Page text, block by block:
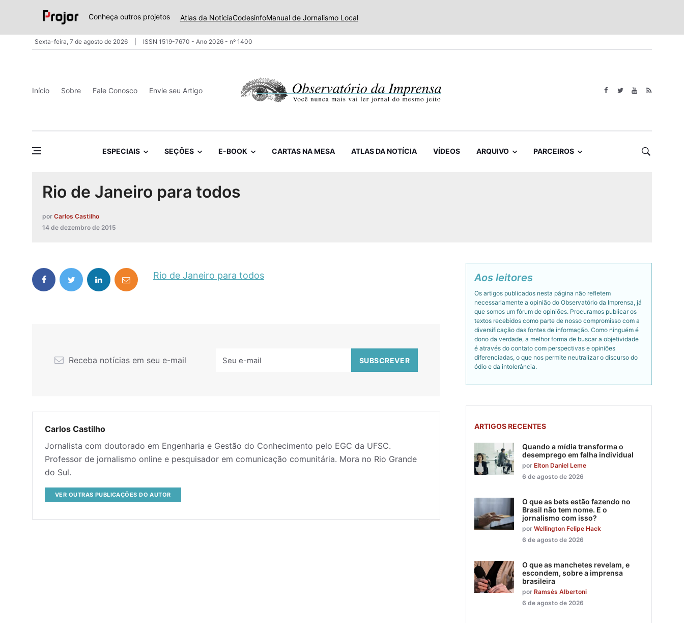
Conheça outros projetos Atlas da NotíciaCodesinfoManual de Jornalismo Local
Sexta-feira, 7 de agosto de 2026 ISSN 1519-7670 - Ano 2026 - nº 1400
Início Sobre Fale Conosco Envie seu Artigo
ESPECIAIS SEÇÕES E-BOOK CARTAS NA MESA ATLAS DA NOTÍCIA VÍDEOS ARQUIVO PARCEIROS
Rio de Janeiro para todos
por Carlos Castilho
14 de dezembro de 2015
Rio de Janeiro para todos
Receba notícias em seu e-mail
Carlos Castilho
Jornalista com doutorado em Engenharia e Gestão do Conhecimento pelo EGC da UFSC.
Professor de jornalismo online e pesquisador em comunicação comunitária. Mora no Rio Grande
do Sul.
VER OUTRAS PUBLICAÇÕES DO AUTOR
Aos leitores
Os artigos publicados nesta página não refletem
necessariamente a opinião do Observatório da Imprensa, já
que somos um fórum de opiniões. Procuramos publicar os
textos recebidos como parte de nosso compromisso com a
diversificação das fontes de informação. Como ninguém é
dono da verdade, a melhor forma de buscar a objetividade
é através do contato com perspectivas e opiniões
diferenciadas, o que nos permite neutralizar o discurso do
ódio e da intolerância.
ARTIGOS RECENTES
Quando a mídia transforma o
desemprego em falha individual
por Elton Daniel Leme
6 de agosto de 2026
O que as bets estão fazendo no
Brasil não tem nome. E o
jornalismo com isso?
por Wellington Felipe Hack
6 de agosto de 2026
O que as manchetes revelam, e
escondem, sobre a imprensa
brasileira
por Ramsés Albertoni
6 de agosto de 2026